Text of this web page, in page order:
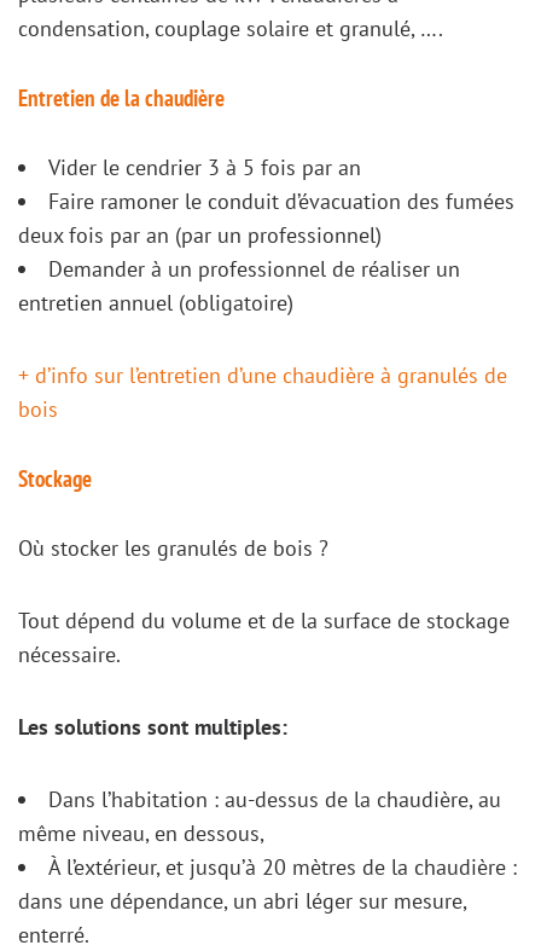
condensation, couplage solaire et granulé, ….
Entretien de la chaudière
Vider le cendrier 3 à 5 fois par an
Faire ramoner le conduit d’évacuation des fumées
deux fois par an (par un professionnel)
Demander à un professionnel de réaliser un
entretien annuel (obligatoire)
+ d’info sur l’entretien d’une chaudière à granulés de
bois
Stockage
Où stocker les granulés de bois ?
Tout dépend du volume et de la surface de stockage
nécessaire.
Les solutions sont multiples:
Dans l’habitation : au-dessus de la chaudière, au
même niveau, en dessous,
À l’extérieur, et jusqu’à 20 mètres de la chaudière :
dans une dépendance, un abri léger sur mesure,
enterré.